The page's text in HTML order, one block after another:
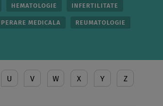
HEMATOLOGIE INFERTILITATE
MEDICALA REUMATOLOGIE
U V W X Y Z